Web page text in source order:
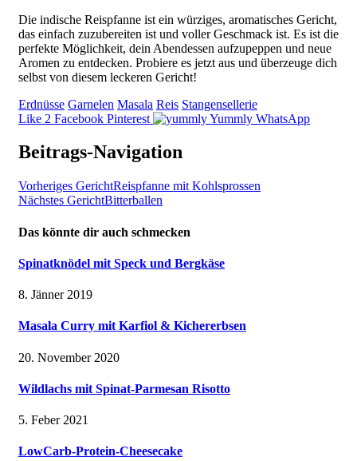
Die indische Reispfanne ist ein würziges, aromatisches Gericht,
das einfach zuzubereiten ist und voller Geschmack ist. Es ist die
perfekte Möglichkeit, dein Abendessen aufzupeppen und neue
Aromen zu entdecken. Probiere es jetzt aus und überzeuge dich
selbst von diesem leckeren Gericht!
Erdnüsse Garnelen Masala Reis Stangensellerie
Like 2 Facebook Pinterest Yummly WhatsApp
Beitrags-Navigation
Vorheriges GerichtReispfanne mit Kohlsprossen
Nächstes GerichtBitterballen
Das könnte dir auch schmecken
Spinatknödel mit Speck und Bergkäse
8. Jänner 2019
Masala Curry mit Karfiol & Kichererbsen
20. November 2020
Wildlachs mit Spinat-Parmesan Risotto
5. Feber 2021
LowCarb-Protein-Cheesecake